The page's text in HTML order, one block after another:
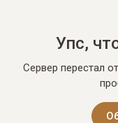
Упс,
Сервер перестал